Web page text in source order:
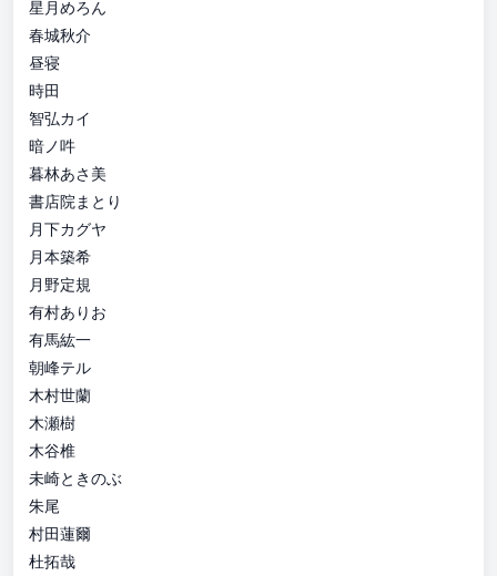
星月めろん
春城秋介
昼寝
時田
智弘カイ
暗ノ吽
暮林あさ美
書店院まとり
月下カグヤ
月本築希
月野定規
有村ありお
有馬紘一
朝峰テル
木村世蘭
木瀬樹
木谷椎
未崎ときのぶ
朱尾
村田蓮爾
杜拓哉